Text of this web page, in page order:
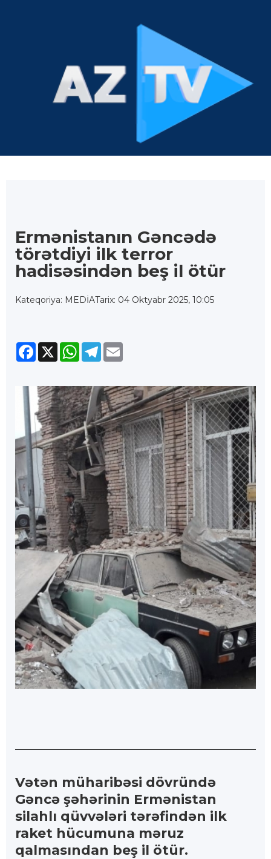
Ermənistanın Gəncədə
törətdiyi ilk terror
hadisəsindən beş il ötür
Kateqoriya: MEDİATarix: 04 Oktyabr 2025, 10:05
Facebook
X WhatsApp
Telegram
Vətən müharibəsi dövründə
Gəncə şəhərinin Ermənistan
silahlı qüvvələri tərəfindən ilk
raket hücumuna məruz
qalmasından beş il ötür.